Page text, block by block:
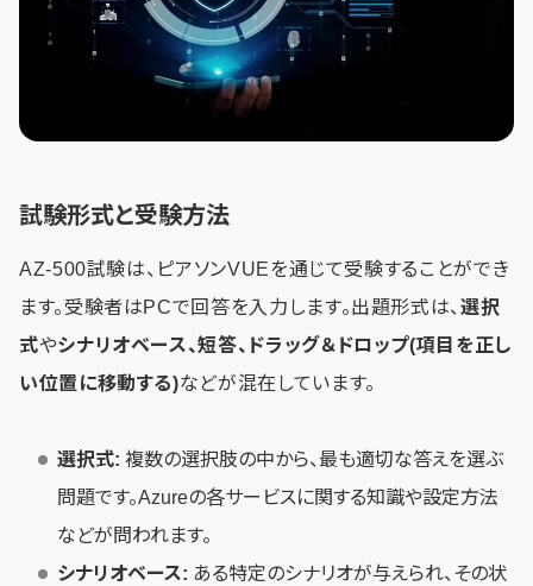
試験形式と受験方法
AZ-500試験は、ピアソンVUEを通じて受験することができ
ます。受験者はPCで回答を入力します。出題形式は、選択
式やシナリオベース、短答、ドラッグ＆ドロップ(項目を正し
い位置に移動する)などが混在しています。
選択式: 複数の選択肢の中から、最も適切な答えを選ぶ
問題です。Azureの各サービスに関する知識や設定方法
などが問われます。
シナリオベース: ある特定のシナリオが与えられ、その状